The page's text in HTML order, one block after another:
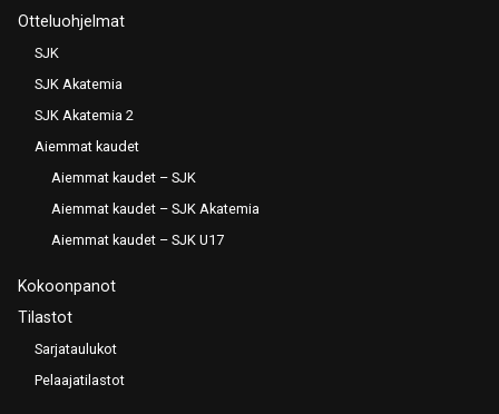
Otteluohjelmat
SJK
SJK Akatemia
SJK Akatemia 2
Aiemmat kaudet
Aiemmat kaudet – SJK
Aiemmat kaudet – SJK Akatemia
Aiemmat kaudet – SJK U17
Kokoonpanot
Tilastot
Sarjataulukot
Pelaajatilastot